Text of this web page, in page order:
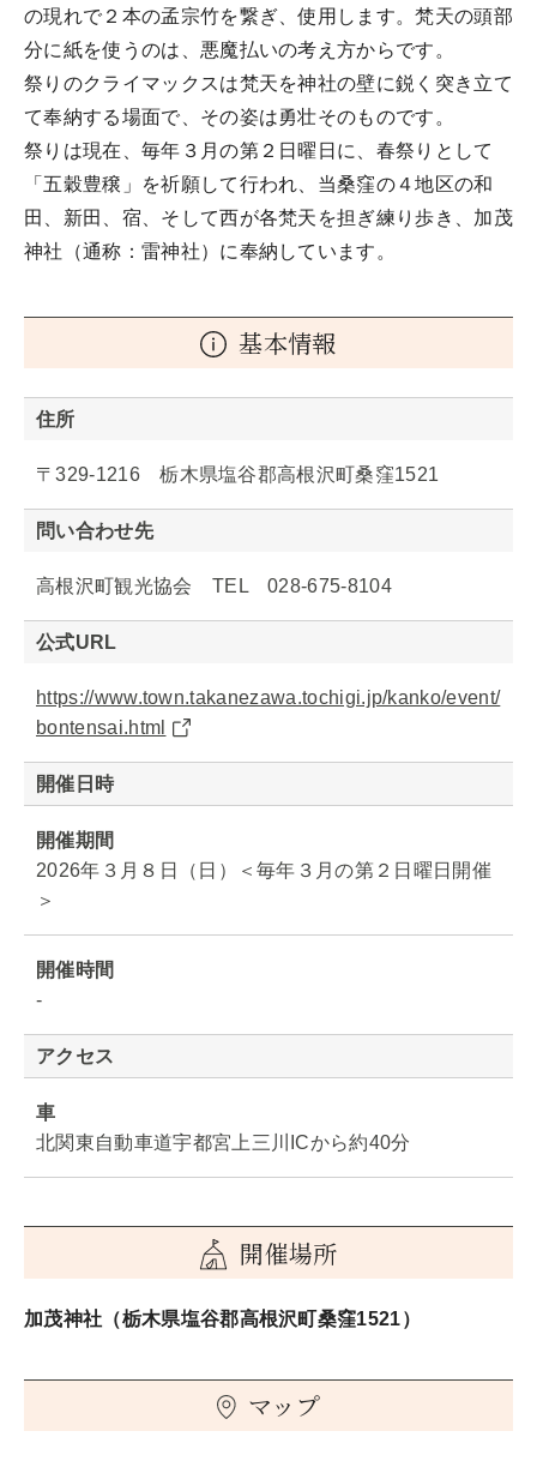
の現れで２本の孟宗竹を繋ぎ、使用します。梵天の頭部
分に紙を使うのは、悪魔払いの考え方からです。
祭りのクライマックスは梵天を神社の壁に鋭く突き立て
て奉納する場面で、その姿は勇壮そのものです。
祭りは現在、毎年３月の第２日曜日に、春祭りとして
「五穀豊穣」を祈願して行われ、当桑窪の４地区の和
田、新田、宿、そして西が各梵天を担ぎ練り歩き、加茂
神社（通称：雷神社）に奉納しています。
基本情報
住所
〒329-1216 栃木県塩谷郡高根沢町桑窪1521
問い合わせ先
高根沢町観光協会 TEL 028-675-8104
公式URL
https://www.town.takanezawa.tochigi.jp/kanko/event/
bontensai.html
開催日時
開催期間
2026年３月８日（日）＜毎年３月の第２日曜日開催
＞
開催時間
-
アクセス
車
北関東自動車道宇都宮上三川ICから約40分
開催場所
加茂神社（栃木県塩谷郡高根沢町桑窪1521）
マップ